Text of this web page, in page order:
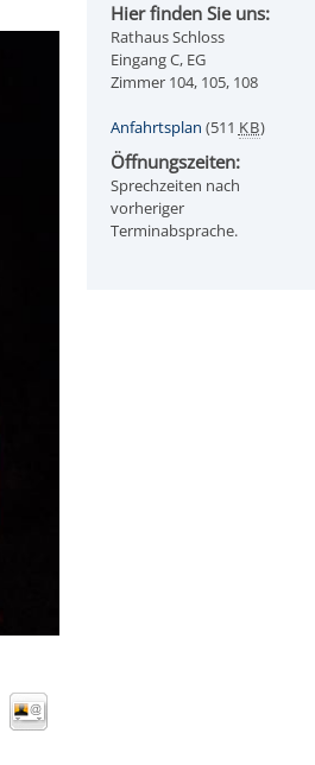
Hier finden Sie uns:
Rathaus Schloss
Eingang C, EG
Zimmer 104, 105, 108
Anfahrtsplan (511 KB)
Öffnungszeiten:
Sprechzeiten nach
vorheriger
Terminabsprache.